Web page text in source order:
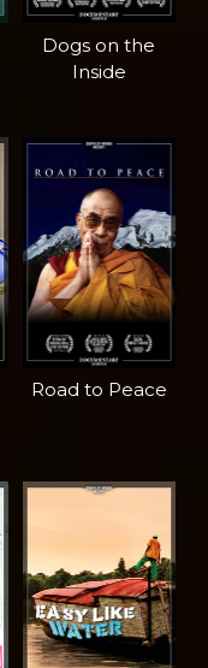
Dogs on the
Inside
Road to Peace